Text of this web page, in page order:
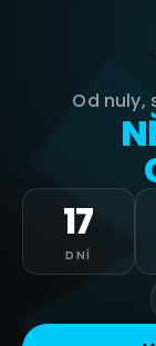
Od nuly,
17
DNÍ